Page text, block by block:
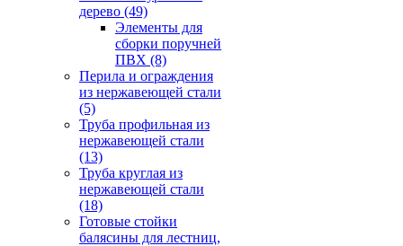
дерево (49)
Элементы для
сборки поручней
ПВХ (8)
Перила и ограждения
из нержавеющей стали
(5)
Труба профильная из
нержавеющей стали
(13)
Труба круглая из
нержавеющей стали
(18)
Готовые стойки
балясины для лестниц,